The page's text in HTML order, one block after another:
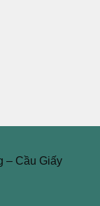
– Cầu Giấy